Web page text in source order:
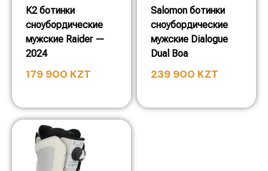
K2 ботинки
сноубордические
мужские Raider —
2024
179 900 KZT
Salomon ботинки
сноубордические
мужские Dialogue
Dual Boa
239 900 KZT